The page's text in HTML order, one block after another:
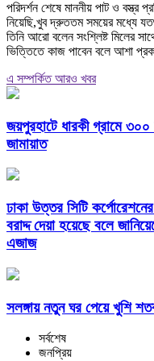
পরিদর্শন শেষে মাননীয় পাট ও
নিয়েছি,খুব দ্রুততম সময়ের মধ্যে
তিনি আরো বলেন সংশ্লিষ্ট মিলের
ভিত্তিতে কাজ পাবেন বলে আশা
এ সম্পর্কিত আরও খবর
জয়পুরহাটে ধারকী গ্রামে
জামায়াত
ঢাকা উত্তর সিটি
বরাদ্দ দেয়া হয়েছে বলে
এজাজ
সলঙ্গায় নতুন ঘর পেয়ে খুশি
সর্বশেষ
জনপ্রিয়